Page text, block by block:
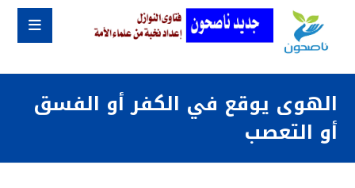
الهوى يوقع في الكفر أو الفسق
أو التعصب